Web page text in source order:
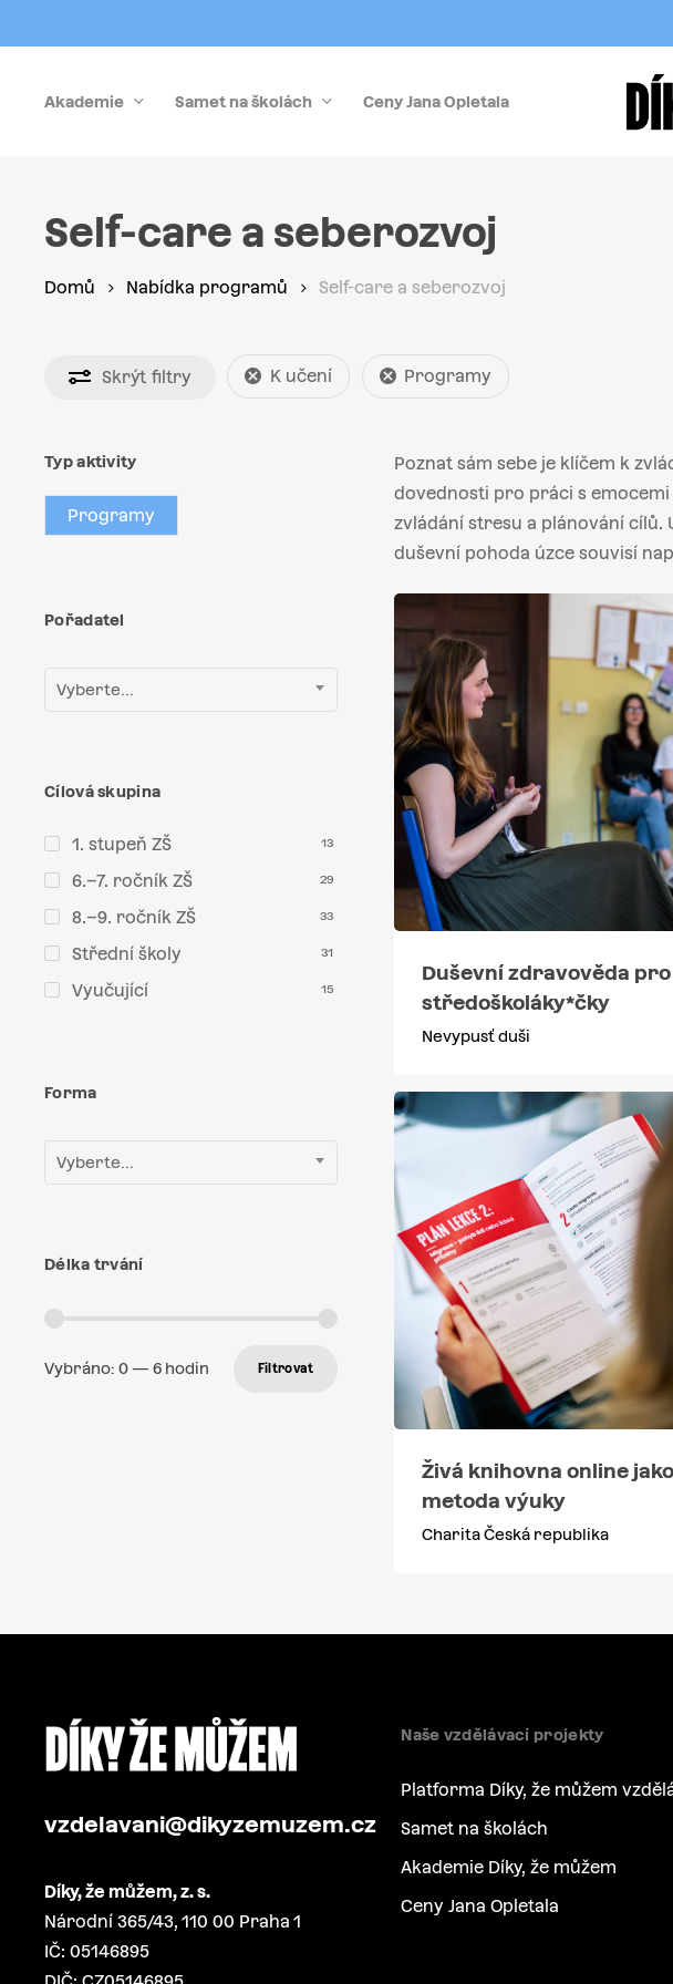
to
contentAkademie Samet na školách Ceny Jana Opletala
Self-care a seberozvoj
Domů Nabídka programů Self-care a seberozvoj
Skrýt filtry K učení Programy
Typ aktivity
Programy
Pořadatel
Vyberte...
Cílová skupina
1. stupeň ZŠ 13
6.–7. ročník ZŠ 29
8.–9. ročník ZŠ 33
Střední školy 31
Vyučující 15
Forma
Vyberte...
Délka trvání
Vybráno: 0— 6 hodin Filtrovat
Poznat sám sebe je klíčem k
dovednosti pro práci s
zvládání stresu a plánování cílů.
duševní pohoda úzce souvisí
Duševní zdravověda pro
středoškoláky*čky
Nevypusť duši
Živá knihovna online jako
metoda výuky
Charita Česká republika
vzdelavani@dikyzemuzem.cz
Díky, že můžem, z. s.
Národní 365/43, 110 00 Praha 1
IČ: 05146895
Naše vzdělávací projekty
Platforma Díky, že můžem
Samet na školách
Akademie Díky, že můžem
Ceny Jana Opletala